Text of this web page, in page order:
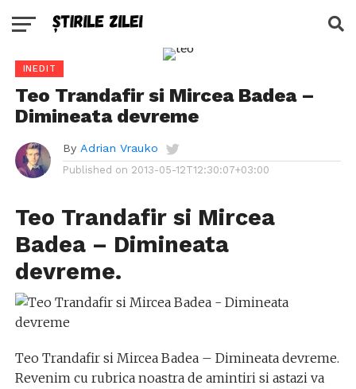
INEDIT
Teo Trandafir si Mircea Badea –
Dimineata devreme
By Adrian Vrauko
Published on 2013-05-12T12:30:07+03:00
Teo Trandafir si Mircea
Badea – Dimineata
devreme.
Teo Trandafir si Mircea Badea – Dimineata devreme.
Revenim cu rubrica noastra de amintiri si astazi va